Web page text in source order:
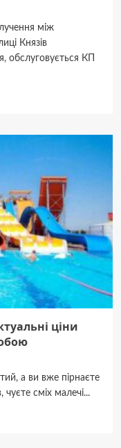
між
Князів
обслуговується КП
ціни
а ви вже пірнаєте
чуєте сміх малечі...